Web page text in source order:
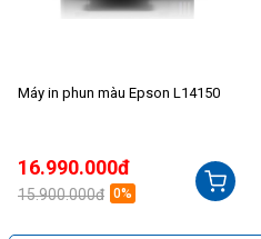
Máy in phun màu Epson L14150
16.990.000đ
15.900.000đ 0%